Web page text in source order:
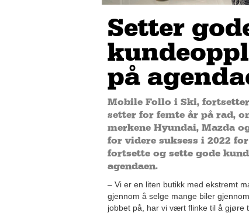
Setter
på
Mobile Follo i Ski,
setter for femte år på rad,
merkene Hyundai, Mazda
for videre suksess i 2022
fortsette og sette gode
agendaen.
– Vi er en liten butikk med ekstremt
gjennom å selge mange biler
jobbet på, har vi vært flinke til å gjøre